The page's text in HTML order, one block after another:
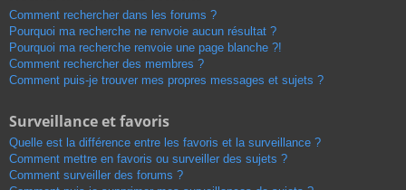
Comment rechercher dans les forums ?
Pourquoi ma recherche ne renvoie aucun résultat ?
Pourquoi ma recherche renvoie une page blanche ?!
Comment rechercher des membres ?
Comment puis-je trouver mes propres messages et sujets ?
Surveillance et favoris
Quelle est la différence entre les favoris et la surveillance ?
Comment mettre en favoris ou surveiller des sujets ?
Comment surveiller des forums ?